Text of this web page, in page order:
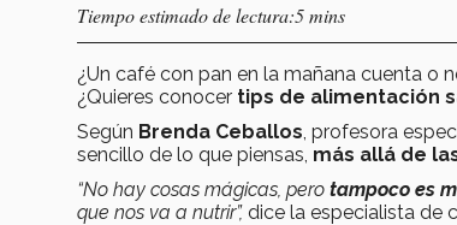
Tiempo estimado de lectura:5 mins
¿Un café con pan en la mañana cuenta o
¿Quieres conocer tips de alimentación
Según Brenda Ceballos , profesora
sencillo de lo que piensas, más allá de
“No hay cosas mágicas, pero tampoco es
que nos va a nutrir”, dice la especialista de